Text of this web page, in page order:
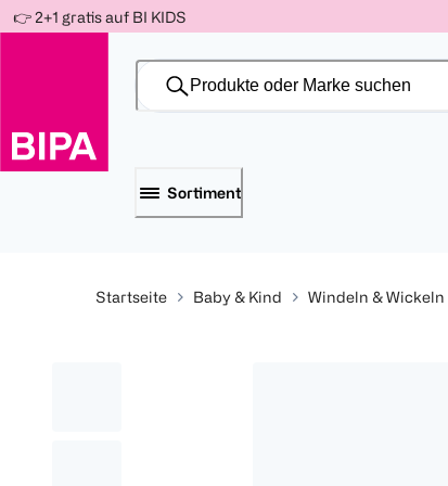
-10%
Für
150 Ös
-15%
Für
300 Ös
-20%
Für
500 Ös
Weiter
zum
👉 2+1 gratis auf BI KIDS
Sortiment
Startseite Baby & Kind Windeln & Wickeln